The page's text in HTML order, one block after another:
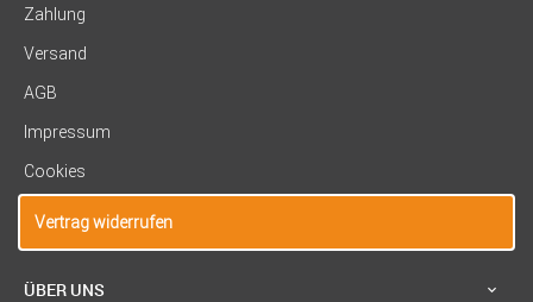
Zahlung
Versand
AGB
Impressum
Cookies
Vertrag widerrufen
ÜBER UNS